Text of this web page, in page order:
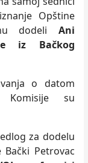
Opštine
dodeli Ani
iz Bačkog
o datom
Komisije su
za dodelu
Petrovac